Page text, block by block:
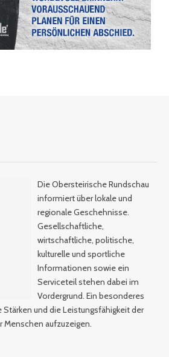
Die Obersteirische Rundschau
informiert über lokale und
regionale Geschehnisse.
Gesellschaftliche,
wirtschaftliche, politische,
kulturelle und sportliche
Informationen sowie ein
Serviceteil stehen dabei im
Vordergrund. Ein besonderes
Stärken und die Leistungsfähigkeit der
Menschen aufzuzeigen.